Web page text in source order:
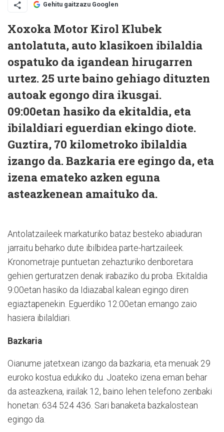
Gehitu gaitzazu Googlen
Xoxoka Motor Kirol Klubek
antolatuta, auto klasikoen ibilaldia
ospatuko da igandean hirugarren
urtez. 25 urte baino gehiago dituzten
autoak egongo dira ikusgai.
09:00etan hasiko da ekitaldia, eta
ibilaldiari eguerdian ekingo diote.
Guztira, 70 kilometroko ibilaldia
izango da. Bazkaria ere egingo da, eta
izena emateko azken eguna
asteazkenean amaituko da.
Antolatzaileek markaturiko bataz besteko abiaduran
jarraitu beharko dute ibilbidea parte-hartzaileek.
Kronometraje puntuetan zehazturiko denboretara
gehien gerturatzen denak irabaziko du proba. Ekitaldia
9:00etan hasiko da Idiazabal kalean egingo diren
egiaztapenekin. Eguerdiko 12:00etan emango zaio
hasiera ibilaldiari.
Bazkaria
Oianume jatetxean izango da bazkaria, eta menuak 29
euroko kostua edukiko du. Joateko izena eman behar
da asteazkena, irailak 12, baino lehen telefono zenbaki
honetan: 634 524 436. Sari banaketa bazkalostean
egingo da.